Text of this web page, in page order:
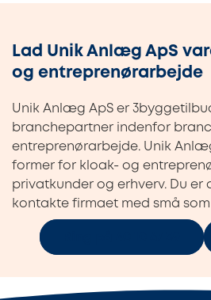
Lad Unik Anlæg ApS
og entreprenørarbejde
Unik Anlæg ApS er
branchepartner indenfor
entreprenørarbejde. Unik
former for kloak- og
privatkunder og erhverv. Du er
kontakte firmaet med små